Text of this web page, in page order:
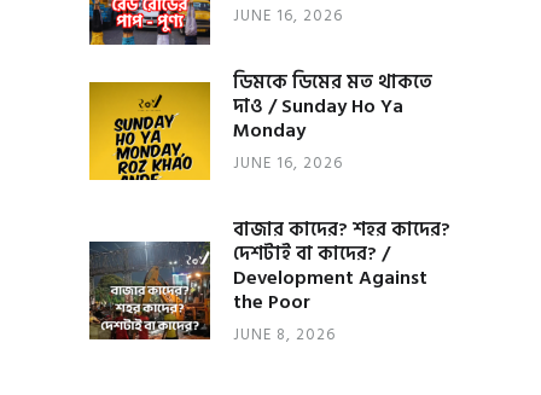
JUNE 16, 2026
ডিমকে ডিমের মত থাকতে
দাও / Sunday Ho Ya
Monday
JUNE 16, 2026
বাজার কাদের? শহর কাদের?
দেশটাই বা কাদের? /
Development Against
the Poor
JUNE 8, 2026